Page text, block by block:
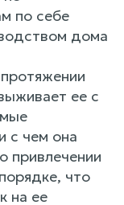
по себе
дома
ее с
с чем она
привлечении
что
на ее